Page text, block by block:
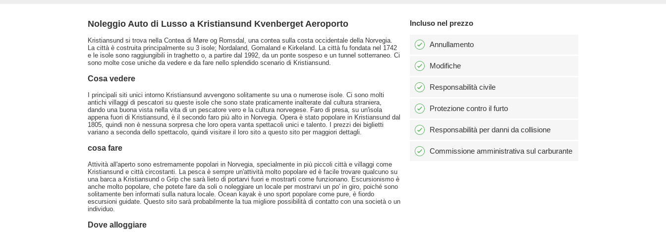
Noleggio Auto di Lusso a Kristiansund Kvenberget Aeroporto
Kristiansund si trova nella Contea di Møre og Romsdal, una contea sulla costa occidentale della Norvegia.
La città è costruita principalmente su 3 isole; Nordaland, Gomaland e Kirkeland. La città fu fondata nel 1742
e le isole sono raggiungibili in traghetto o, a partire dal 1992, da un ponte sospeso e un tunnel sotterraneo. Ci
sono molte cose uniche da vedere e da fare nello splendido scenario di Kristiansund.
Cosa vedere
I principali siti unici intorno Kristiansund avvengono solitamente su una o numerose isole. Ci sono molti
antichi villaggi di pescatori su queste isole che sono state praticamente inalterate dal cultura straniera,
dando una buona vista nella vita di un pescatore vero e la cultura norvegese. Faro di presa, su un'isola
appena fuori di Kristiansund, è il secondo faro più alto in Norvegia. Opera è stato popolare in Kristiansund dal
1805, quindi non è nessuna sorpresa che loro opera vanta spettacoli unici e talento. I prezzi dei biglietti
variano a seconda dello spettacolo, quindi visitare il loro sito a questo sito per maggiori dettagli.
cosa fare
Attività all'aperto sono estremamente popolari in Norvegia, specialmente in più piccoli città e villaggi come
Kristiansund e città circostanti. La pesca è sempre un'attività molto popolare ed è facile trovare qualcuno su
una barca a Kristiansund o Grip che sarà lieto di portarvi fuori e mostrarti come funzionano. Escursionismo è
anche molto popolare, che potete fare da soli o noleggiare un locale per mostrarvi un po' in giro, poiché sono
solitamente ben informati sulla natura locale. Ocean kayak è uno sport popolare come pure, è fiordo
escursioni guidate. Questo sito sarà probabilmente la tua migliore possibilità di contatto con una società o un
individuo.
Dove alloggiare
Incluso nel prezzo
Annullamento
Modifiche
Responsabilità civile
Protezione contro il furto
Responsabilità per danni da collisione
Commissione amministrativa sul carburante